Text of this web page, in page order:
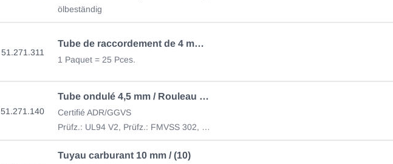
ölbeständig
51.271.311
Tube de raccordement de 4 mm pour tuyau lave-glace
1 Paquet = 25 Pces.
51.271.140
Tube ondulé 4,5 mm / Rouleau de 5 mètres
Certifié ADR/GGVS
Prüfz.: UL94 V2, Prüfz.: FMVSS 302, UV-beständig
Tuyau carburant 10 mm / (10)